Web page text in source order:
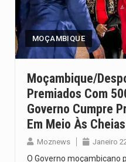
MOÇAMBIQUE
Moçambique/
Premiados Com
Governo Cumpre
Em Meio Às Cheias
Moznews Janeiro
O Governo moçambicano